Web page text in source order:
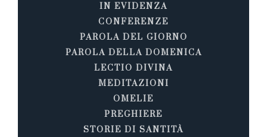
IN EVIDENZA
CONFERENZE
PAROLA DEL GIORNO
PAROLA DELLA DOMENICA
LECTIO DIVINA
MEDITAZIONI
OMELIE
PREGHIERE
STORIE DI SANTITÀ